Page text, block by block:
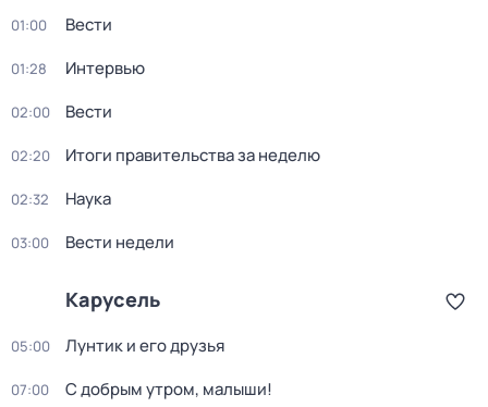
01:00 Вести
01:28 Интервью
02:00 Вести
02:20 Итоги правительства за неделю
02:32 Наука
03:00 Вести недели
Карусель
05:00 Лунтик и его друзья
07:00 С добрым утром, малыши!